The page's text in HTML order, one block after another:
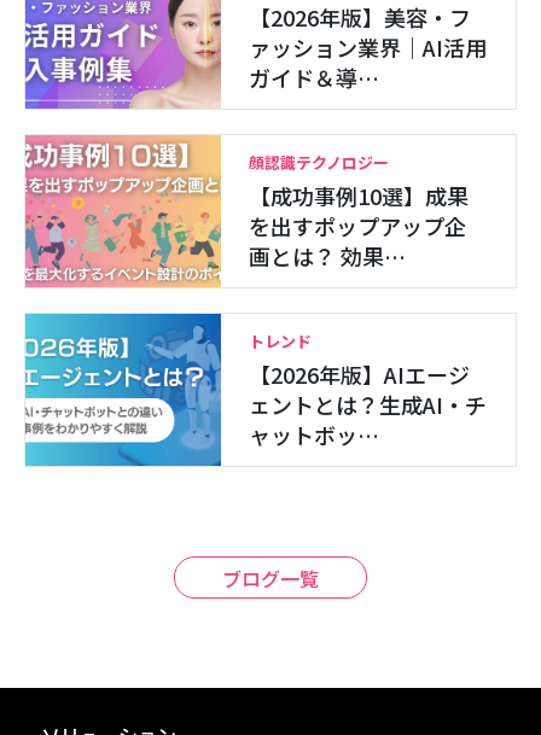
【2026年版】美容・フ
ァッション業界｜AI活用
ガイド＆導…
顔認識テクノロジー
【成功事例10選】成果
を出すポップアップ企
画とは？ 効果…
トレンド
【2026年版】AIエージ
ェントとは？生成AI・チ
ャットボッ…
ブログ一覧